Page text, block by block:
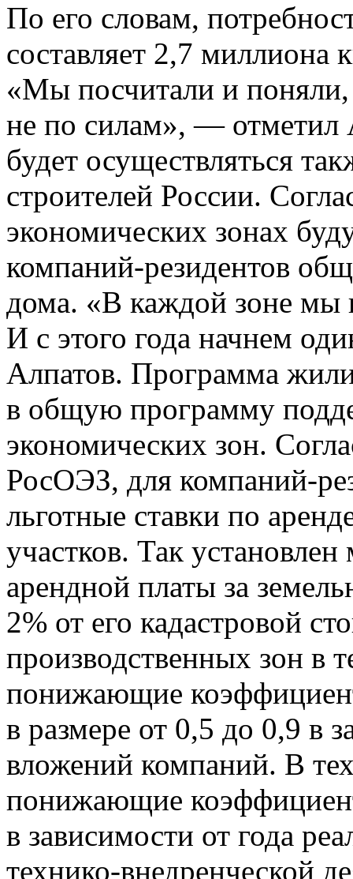
По его словам,
составляет 2,7 миллиона
«Мы посчитали и
не по силам», — отметил
будет осуществляться
строителей России.
экономических зонах
компаний-резидентов
дома. «В каждой зоне мы
И с этого года начнем
Алпатов. Программа
в общую программу
экономических зон.
РосОЭЗ, для компаний-
льготные ставки по
участков. Так
арендной платы за
2% от его кадастровой
производственных зон в
понижающие
в размере от 0,5 до 0,9 в
вложений компаний. В
понижающие
в зависимости от года
технико-внедренческой